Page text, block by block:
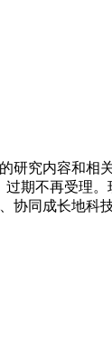
究内容和相
期不再受理
同成长地科